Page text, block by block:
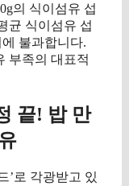
의 식이섬유 섭
균 식이섬유 섭
불과합니다.
부족의 대표적
끝! 밥 만
’로 각광받고 있